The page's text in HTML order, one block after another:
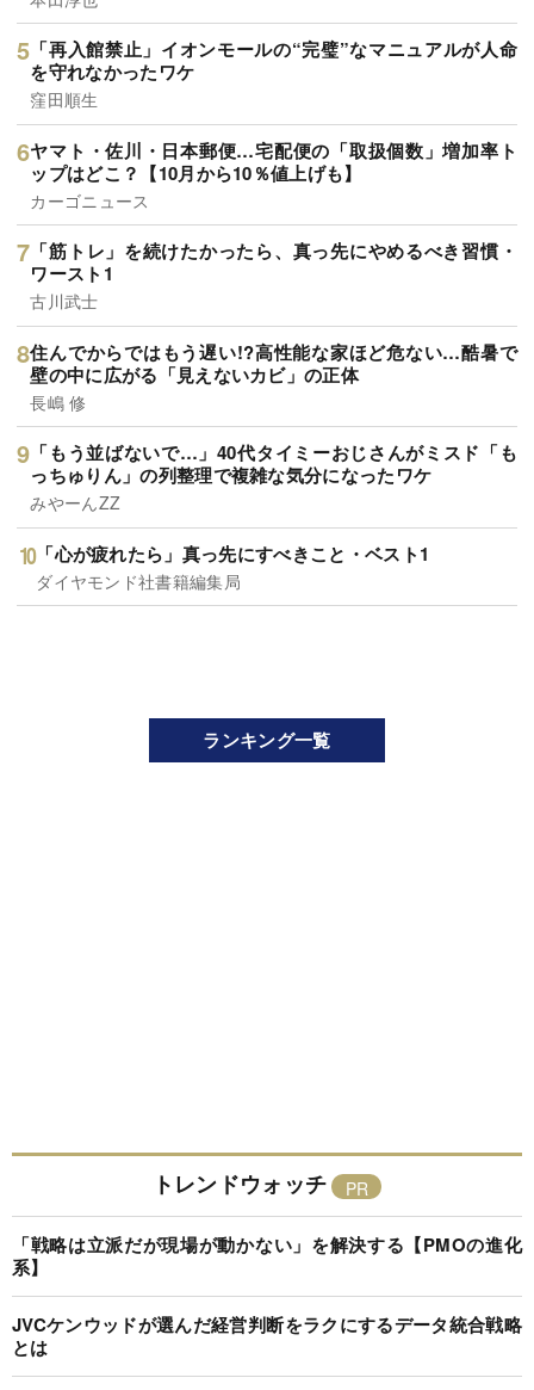
「再入館禁止」イオンモールの“完璧”なマニュアルが人命
を守れなかったワケ
窪田順生
ヤマト・佐川・日本郵便…宅配便の「取扱個数」増加率ト
ップはどこ？【10月から10％値上げも】
カーゴニュース
「筋トレ」を続けたかったら、真っ先にやめるべき習慣・
ワースト1
古川武士
住んでからではもう遅い!?高性能な家ほど危ない…酷暑で
壁の中に広がる「見えないカビ」の正体
長嶋 修
「もう並ばないで…」40代タイミーおじさんがミスド「も
っちゅりん」の列整理で複雑な気分になったワケ
みやーんZZ
「心が疲れたら」真っ先にすべきこと・ベスト1
ダイヤモンド社書籍編集局
ランキング一覧
トレンドウォッチ
「戦略は立派だが現場が動かない」を解決する【PMOの進化
系】
JVCケンウッドが選んだ経営判断をラクにするデータ統合戦略
とは